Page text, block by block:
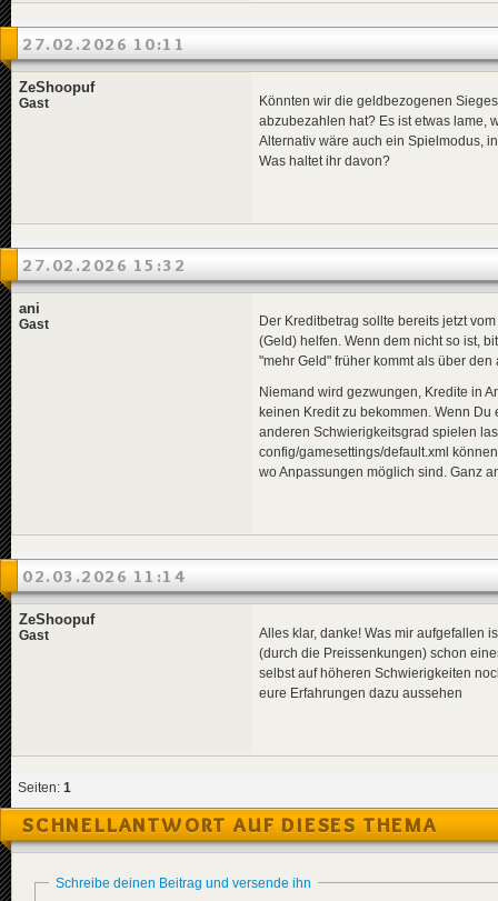
27.02.2026 10:11
ZeShoopuf
Gast
Könnten wir die geldbezogenen
abzubezahlen hat? Es ist etwas lame,
Alternativ wäre auch ein Spielmodus,
Was haltet ihr davon?
27.02.2026 15:32
ani
Gast
Der Kreditbetrag sollte bereits jetzt
(Geld) helfen. Wenn dem nicht so ist,
"mehr Geld" früher kommt als über
Niemand wird gezwungen, Kredite in
keinen Kredit zu bekommen. Wenn
anderen Schwierigkeitsgrad spielen
config/gamesettings/default.xml
wo Anpassungen möglich sind. Ganz
02.03.2026 11:14
ZeShoopuf
Gast
Alles klar, danke! Was mir aufgefallen
(durch die Preissenkungen) schon
selbst auf höheren Schwierigkeiten
eure Erfahrungen dazu aussehen
Seiten: 1
SCHNELLANTWORT AUF DIESES THEMA
Schreibe deinen Beitrag und versende ihn